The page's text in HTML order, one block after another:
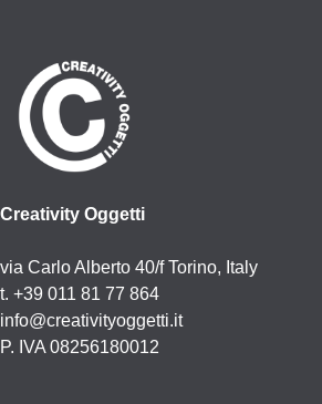
Creativity Oggetti
via Carlo Alberto 40/f Torino, Italy
t. +39 011 81 77 864
info@creativityoggetti.it
P. IVA 08256180012